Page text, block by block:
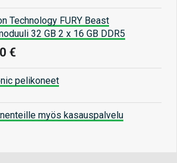
Technology FURY Beast
32 GB 2 x 16 GB DDR5
€
pelikoneet
myös kasauspalvelu